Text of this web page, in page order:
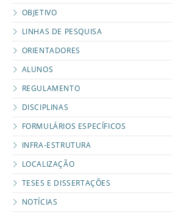
OBJETIVO
LINHAS DE PESQUISA
ORIENTADORES
ALUNOS
REGULAMENTO
DISCIPLINAS
FORMULÁRIOS ESPECÍFICOS
INFRA-ESTRUTURA
LOCALIZAÇÃO
TESES E DISSERTAÇÕES
NOTÍCIAS